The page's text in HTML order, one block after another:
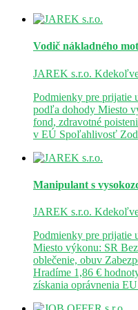
Vodič nákladného
JAREK s.r.o.
Podmienky pre prijatie
podľa dohody Miesto
fond, zdravotné
v EÚ Spoľahlivosť
Manipulant s
JAREK s.r.o.
Podmienky pre prijatie
Miesto výkonu: SR
oblečenie, obuv
Hradíme 1,86 €
získania oprávnenia